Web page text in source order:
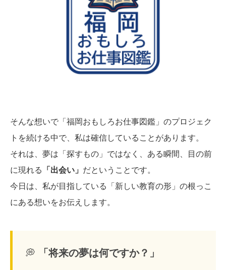
そんな想いで「福岡おもしろお仕事図鑑」のプロジェク
トを続ける中で、私は確信していることがあります。
それは、夢は「探すもの」ではなく、ある瞬間、目の前
に現れる
「出会い」 だということです。
今日は、私が目指している「新しい教育の形」の根っこ
にある想いをお伝えします。
💭 「将来の夢は何ですか？」